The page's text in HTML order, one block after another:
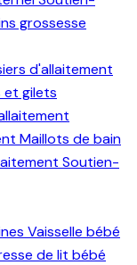
grossesse
d'allaitement
et gilets
Maillots de bain
Soutien-
Vaisselle bébé
de lit bébé